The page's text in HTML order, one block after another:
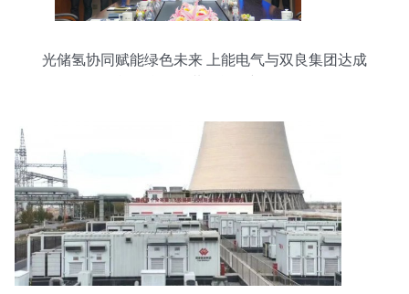
光储氢协同赋能绿色未来 上能电气与双良集团达成